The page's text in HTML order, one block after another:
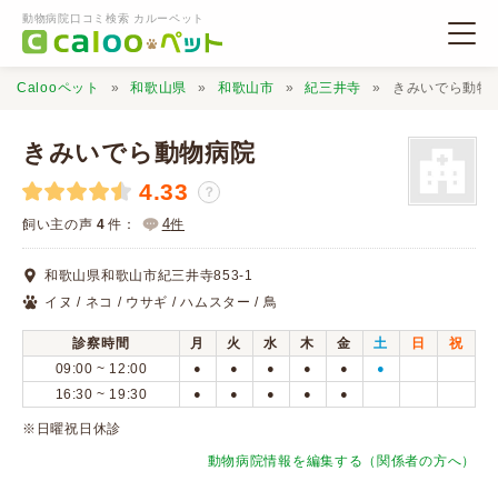
動物病院口コミ検索 カルーペット
動物病院検索
口コミ検索
Calooペットとは？
口コミ投稿
Calooペット 和歌山県 和歌山市 紀三井寺 きみいでら動物
きみいでら動物病院
4.33 ？
飼い主の声 4 件： 4件
和歌山県和歌山市紀三井寺853-1
イヌ / ネコ / ウサギ / ハムスター / 鳥
診察時間 月 火 水 木 金 土 日
祝
09:00 ~ 12:00
● ● ● ● ● ●
16:30 ~ 19:30 ● ● ● ● ●
※日曜祝日休診
動物病院情報を編集する（関係者の方へ）